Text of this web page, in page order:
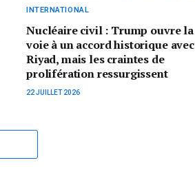
INTERNATIONAL
Nucléaire civil : Trump ouvre la
voie à un accord historique avec
Riyad, mais les craintes de
prolifération ressurgissent
22 JUILLET 2026